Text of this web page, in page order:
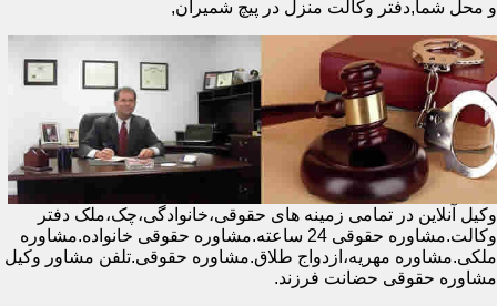
و محل شما,دفتر وکالت منزل در پیچ شمیران,
وکیل آنلاین در تمامی زمینه های حقوقی،خانوادگی،چک،ملک دفتر
وکالت.مشاوره حقوقی 24 ساعته.مشاوره حقوقی خانواده.مشاوره
ملکی.مشاوره مهریه،ازدواج طلاق.مشاوره حقوقی.تلفن مشاور وکیل
مشاوره حقوقی حضانت فرزند.